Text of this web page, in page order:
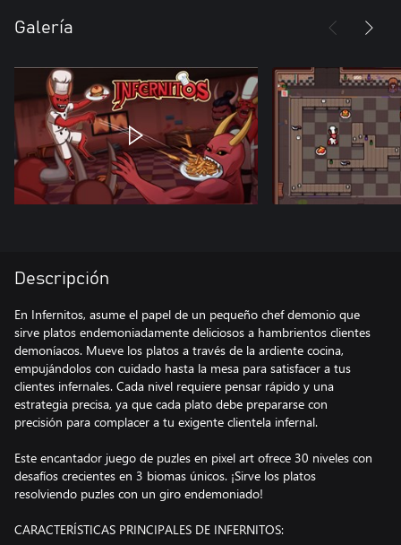
Galería
Descripción
En Infernitos, asume el papel de un pequeño chef demonio que
sirve platos endemoniadamente deliciosos a hambrientos clientes
demoníacos. Mueve los platos a través de la ardiente cocina,
empujándolos con cuidado hasta la mesa para satisfacer a tus
clientes infernales. Cada nivel requiere pensar rápido y una
estrategia precisa, ya que cada plato debe prepararse con
precisión para complacer a tu exigente clientela infernal.
Este encantador juego de puzles en pixel art ofrece 30 niveles con
desafíos crecientes en 3 biomas únicos. ¡Sirve los platos
resolviendo puzles con un giro endemoniado!
CARACTERÍSTICAS PRINCIPALES DE INFERNITOS: